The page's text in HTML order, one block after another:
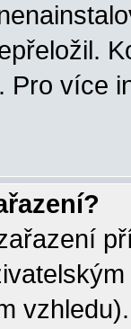
Pro více